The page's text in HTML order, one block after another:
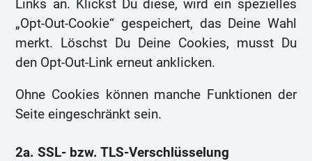
Links an. Klickst Du diese, wird ein spezielles
„Opt-Out-Cookie“ gespeichert, das Deine Wahl
merkt. Löschst Du Deine Cookies, musst Du
den Opt-Out-Link erneut anklicken.
Ohne Cookies können manche Funktionen der
Seite eingeschränkt sein.
2a. SSL- bzw. TLS-Verschlüsselung